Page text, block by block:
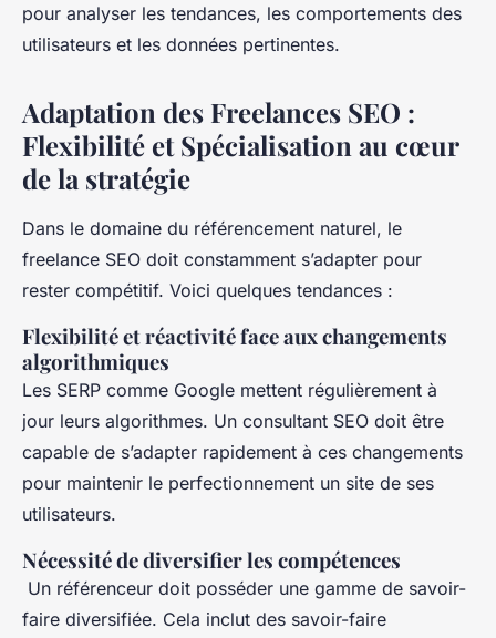
pour analyser les tendances, les comportements des
utilisateurs et les données pertinentes.
Adaptation des Freelances SEO :
Flexibilité et Spécialisation au cœur
de la stratégie
Dans le domaine du référencement naturel, le
freelance SEO doit constamment s’adapter pour
rester compétitif. Voici quelques tendances :
Flexibilité et réactivité face aux changements
algorithmiques
Les SERP comme Google mettent régulièrement à
jour leurs algorithmes. Un consultant SEO doit être
capable de s’adapter rapidement à ces changements
pour maintenir le perfectionnement un site de ses
utilisateurs.
Nécessité de diversifier les compétences
Un référenceur doit posséder une gamme de savoir-
faire diversifiée. Cela inclut des savoir-faire